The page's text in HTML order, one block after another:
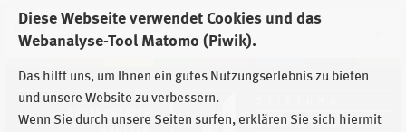
Diese Webseite verwendet Cookies und das
Webanalyse-Tool Matomo (Piwik).
Das hilft uns, um Ihnen ein gutes Nutzungserlebnis zu bieten
und unsere Website zu verbessern.
Wenn Sie durch unsere Seiten surfen, erklären Sie sich hiermit
Zur Auswahl der Einrichtungen der
Stiftung Sächsische Gedenkstätten